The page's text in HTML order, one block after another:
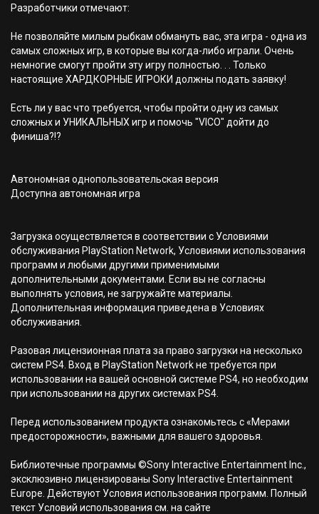
Разработчики отмечают:
Не позволяйте милым рыбкам обмануть вас, эта игра - одна из
самых сложных игр, в которые вы когда-либо играли. Очень
немногие смогут пройти эту игру полностью. . . Только
настоящие ХАРДКОРНЫЕ ИГРОКИ должны подать заявку!
Есть ли у вас что требуется, чтобы пройти одну из самых
сложных и УНИКАЛЬНЫХ игр и помочь "VICO" дойти до
финиша?!?
Автономная однопользовательская версия
Доступна автономная игра
Загрузка осуществляется в соответствии с Условиями
обслуживания PlayStation Network, Условиями использования
программ и любыми другими применимыми
дополнительными документами. Если вы не согласны
выполнять условия, не загружайте материалы.
Дополнительная информация приведена в Условиях
обслуживания.
Разовая лицензионная плата за право загрузки на несколько
систем PS4. Вход в PlayStation Network не требуется при
использовании на вашей основной системе PS4, но необходим
при использовании на других системах PS4.
Перед использованием продукта ознакомьтесь с «Мерами
предосторожности», важными для вашего здоровья.
Библиотечные программы ©Sony Interactive Entertainment Inc.,
эксклюзивно лицензированы Sony Interactive Entertainment
Europe. Действуют Условия использования программ. Полный
текст Условий использования см. на сайте